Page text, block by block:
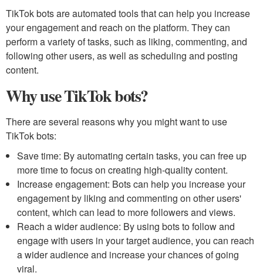
TikTok bots are automated tools that can help you increase
your engagement and reach on the platform. They can
perform a variety of tasks, such as liking, commenting, and
following other users, as well as scheduling and posting
content.
Why use TikTok bots?
There are several reasons why you might want to use
TikTok bots:
Save time: By automating certain tasks, you can free up
more time to focus on creating high-quality content.
Increase engagement: Bots can help you increase your
engagement by liking and commenting on other users'
content, which can lead to more followers and views.
Reach a wider audience: By using bots to follow and
engage with users in your target audience, you can reach
a wider audience and increase your chances of going
viral.